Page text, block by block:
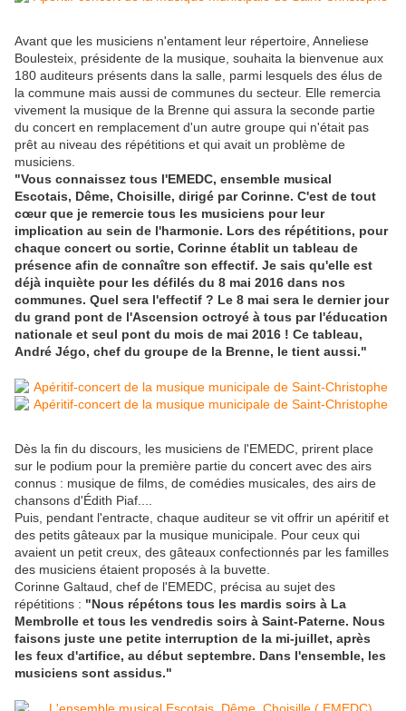
Avant que les musiciens n'entament leur répertoire, Anneliese
Boulesteix, présidente de la musique, souhaita la bienvenue aux
180 auditeurs présents dans la salle, parmi lesquels des élus de
la commune mais aussi de communes du secteur. Elle remercia
vivement la musique de la Brenne qui assura la seconde partie
du concert en remplacement d'un autre groupe qui n'était pas
prêt au niveau des répétitions et qui avait un problème de
musiciens.
"Vous connaissez tous l'EMEDC, ensemble musical
Escotais, Dême, Choisille, dirigé par Corinne. C'est de tout
cœur que je remercie tous les musiciens pour leur
implication au sein de l'harmonie. Lors des répétitions, pour
chaque concert ou sortie, Corinne établit un tableau de
présence afin de connaître son effectif. Je sais qu'elle est
déjà inquiète pour les défilés du 8 mai 2016 dans nos
communes. Quel sera l'effectif ? Le 8 mai sera le dernier jour
du grand pont de l'Ascension octroyé à tous par l'éducation
nationale et seul pont du mois de mai 2016 ! Ce tableau,
André Jégo, chef du groupe de la Brenne, le tient aussi."
Dès la fin du discours, les musiciens de l'EMEDC, prirent place
sur le podium pour la première partie du concert avec des airs
connus : musique de films, de comédies musicales, des airs de
chansons d'Édith Piaf....
Puis, pendant l'entracte, chaque auditeur se vit offrir un apéritif et
des petits gâteaux par la musique municipale. Pour ceux qui
avaient un petit creux, des gâteaux confectionnés par les familles
des musiciens étaient proposés à la buvette.
Corinne Galtaud, chef de l'EMEDC, précisa au sujet des
répétitions : "Nous répétons tous les mardis soirs à La
Membrolle et tous les vendredis soirs à Saint-Paterne. Nous
faisons juste une petite interruption de la mi-juillet, après
les feux d'artifice, au début septembre. Dans l'ensemble, les
musiciens sont assidus."